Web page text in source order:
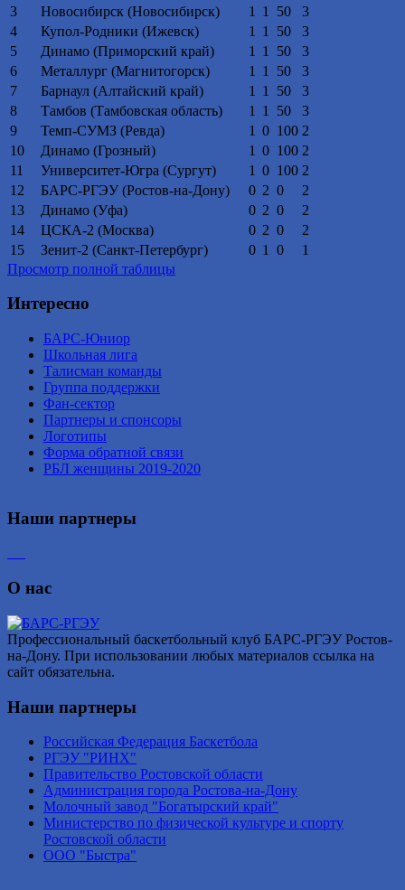
3
Новосибирск (Новосибирск) 1 1 50
3
4
Купол-Родники (Ижевск) 1 1 50
3
5
Динамо (Приморский край) 1 1 50
3
6
Металлург (Магнитогорск) 1 1 50
3
7
Барнаул (Алтайский край) 1 1 50
3
8
Тамбов (Тамбовская область) 1 1 50
3
9
Темп-СУМЗ (Ревда) 1 0 100 2
10
Динамо (Грозный) 1 0 100 2
11
Университет-Югра (Сургут) 1 0 100 2
12
БАРС-РГЭУ (Ростов-на-Дону) 0 2 0
2
13
Динамо (Уфа) 0 2 0
2
14
ЦСКА-2 (Москва) 0 2 0
2
15
Зенит-2 (Санкт-Петербург) 0 1 0
1
Просмотр полной таблицы
Интересно
БАРС-Юниор
Школьная лига
Талисман команды
Группа поддержки
Фан-сектор
Партнеры и спонсоры
Логотипы
Форма обратной связи
РБЛ женщины 2019-2020
Наши партнеры
О нас
Профессиональный баскетбольный клуб БАРС-РГЭУ Ростов-
на-Дону. При использовании любых материалов ссылка на
сайт обязательна.
Наши партнеры
Российская Федерация Баскетбола
РГЭУ "РИНХ"
Правительство Ростовской области
Администрация города Ростова-на-Дону
Молочный завод "Богатырский край"
Министерство по физической культуре и спорту
Ростовской области
ООО "Быстра"